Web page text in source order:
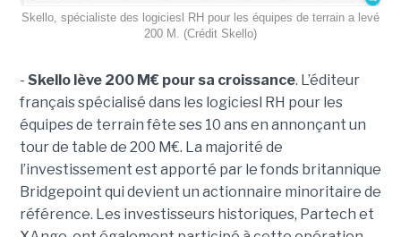
Skello, spécialiste des logiciesl RH pour les équipes de terrain a levé
200 M. (Crédit Skello)
- Skello lève 200 M€ pour sa croissance. L’éditeur
français spécialisé dans les logiciesl RH pour les
équipes de terrain fête ses 10 ans en annonçant un
tour de table de 200 M€. La majorité de
l’investissement est apporté par le fonds britannique
Bridgepoint qui devient un actionnaire minoritaire de
référence. Les investisseurs historiques, Partech et